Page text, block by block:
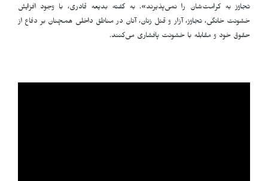
تجاوز به کرامت‌شان را نمی‌پذیرند». به گفته بدیعه قادری، با وجود افزایش
خشونت خانگی، تجاوز، آزار و قتل زنان، آنان در مناطق داخلی همچنان بر دفاع از
حقوق خود و مقابله با خشونت پافشاری می‌کنند.